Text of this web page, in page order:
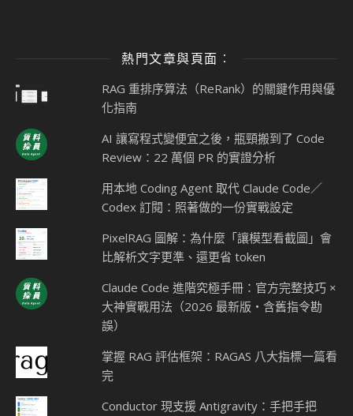
熱門文章與頁面︰
RAG 重排序算法（ReRank）的關鍵作用與優
化指南
AI 讓寫程式變便宜之後，瓶頸搬到了 Code
Review：22 萬個 PR 的實證分析
用本地 Coding Agent 取代 Claude Code／
Codex 訂閱：照著做的一份實戰設定
PixelRAG 圖解：為什麼「讓模型看截圖」會
比解析文字更準、還更省 token
Claude Code 進階究極手冊：官方完整技巧 ×
大神實戰用法（2026 最新版・含舊指令勘
誤）
掌握 RAG 評估框架：RAGAS 八大指標一篇看
完
Conductor 現支援 Antigravity：手把手把